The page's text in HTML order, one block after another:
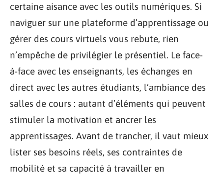
certaine aisance avec les outils numériques. Si
naviguer sur une plateforme d’apprentissage ou
gérer des cours virtuels vous rebute, rien
n’empêche de privilégier le présentiel. Le face-
à-face avec les enseignants, les échanges en
direct avec les autres étudiants, l’ambiance des
salles de cours : autant d’éléments qui peuvent
stimuler la motivation et ancrer les
apprentissages. Avant de trancher, il vaut mieux
lister ses besoins réels, ses contraintes de
mobilité et sa capacité à travailler en